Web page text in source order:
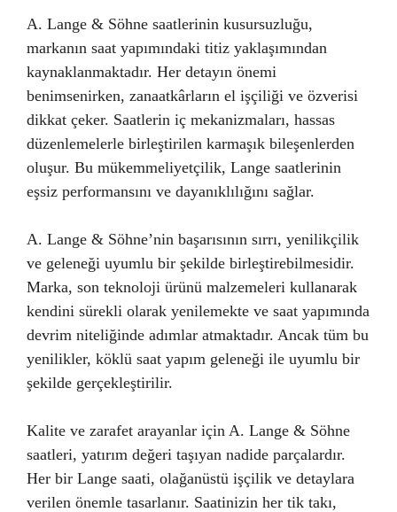
A. Lange & Söhne saatlerinin kusursuzluğu,
markanın saat yapımındaki titiz yaklaşımından
kaynaklanmaktadır. Her detayın önemi
benimsenirken, zanaatkârların el işçiliği ve özverisi
dikkat çeker. Saatlerin iç mekanizmaları, hassas
düzenlemelerle birleştirilen karmaşık bileşenlerden
oluşur. Bu mükemmeliyetçilik, Lange saatlerinin
eşsiz performansını ve dayanıklılığını sağlar.
A. Lange & Söhne’nin başarısının sırrı, yenilikçilik
ve geleneği uyumlu bir şekilde birleştirebilmesidir.
Marka, son teknoloji ürünü malzemeleri kullanarak
kendini sürekli olarak yenilemekte ve saat yapımında
devrim niteliğinde adımlar atmaktadır. Ancak tüm bu
yenilikler, köklü saat yapım geleneği ile uyumlu bir
şekilde gerçekleştirilir.
Kalite ve zarafet arayanlar için A. Lange & Söhne
saatleri, yatırım değeri taşıyan nadide parçalardır.
Her bir Lange saati, olağanüstü işçilik ve detaylara
verilen önemle tasarlanır. Saatinizin her tik takı,